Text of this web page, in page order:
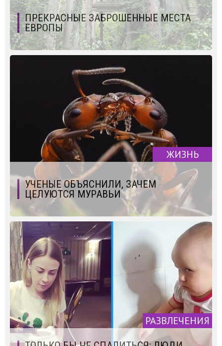
ПРЕКРАСНЫЕ ЗАБРОШЕННЫЕ МЕСТА
ЕВРОПЫ
ЖИЗНЬ
УЧЕНЫЕ ОБЪЯСНИЛИ, ЗАЧЕМ
ЦЕЛУЮТСЯ МУРАВЬИ
РАЗВЛЕЧЕНИЯ